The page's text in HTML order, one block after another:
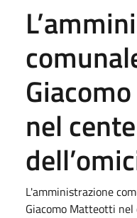
nel
L'amministrazione
Giacomo Matteotti